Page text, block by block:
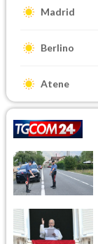
Madrid
Berlino
Atene